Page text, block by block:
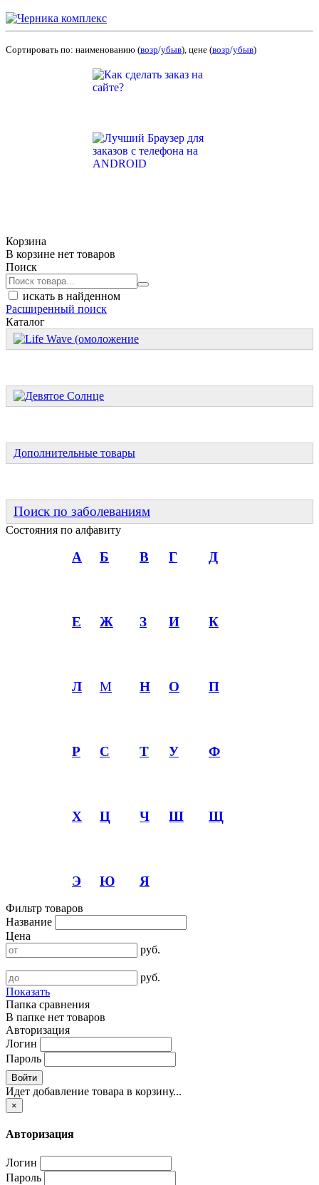
Сортировать по: наименованию (возр/убыв), цене (возр/убыв)
Корзина
В корзине нет товаров
Поиск
искать в найденном
Расширенный поиск
Каталог
Дополнительные товары
Поиск по заболеваниям
Состояния по алфавиту
А Б В Г Д
Е Ж З И К
Л М Н О П
Р С Т У Ф
Х Ц Ч Ш Щ
Э Ю Я
Фильтр товаров
Название
Цена
руб.
руб.
Показать
Папка сравнения
В папке нет товаров
Авторизация
Логин
Пароль
Войти
Идет добавление товара в корзину...
×
Авторизация
Логин
Пароль